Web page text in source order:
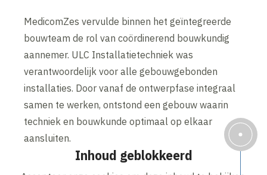
MedicomZes vervulde binnen het geïntegreerde
bouwteam de rol van coördinerend bouwkundig
aannemer. ULC Installatietechniek was
verantwoordelijk voor alle gebouwgebonden
installaties. Door vanaf de ontwerpfase integraal
samen te werken, ontstond een gebouw waarin
techniek en bouwkunde optimaal op elkaar
aansluiten.
Inhoud geblokkeerd